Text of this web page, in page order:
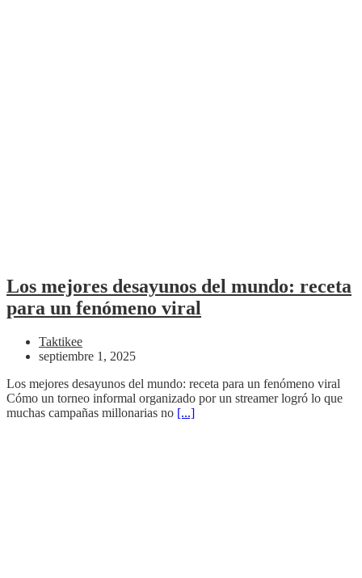
Los mejores desayunos del mundo: receta
para un fenómeno viral
Taktikee
septiembre 1, 2025
Los mejores desayunos del mundo: receta para un fenómeno viral
Cómo un torneo informal organizado por un streamer logró lo que
muchas campañas millonarias no [...]